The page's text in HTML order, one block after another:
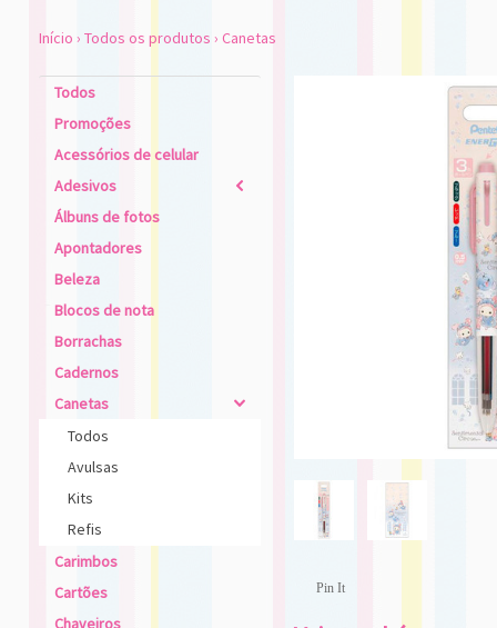
Início › Todos os produtos › Canetas
Todos
Promoções
Acessórios de celular
Adesivos
2
Álbuns de fotos
Apontadores
Beleza
Blocos de nota
Borrachas
Cadernos
Canetas
4
Todos
Avulsas
Kits
Refis
Carimbos
Cartões
Chaveiros
Pin It